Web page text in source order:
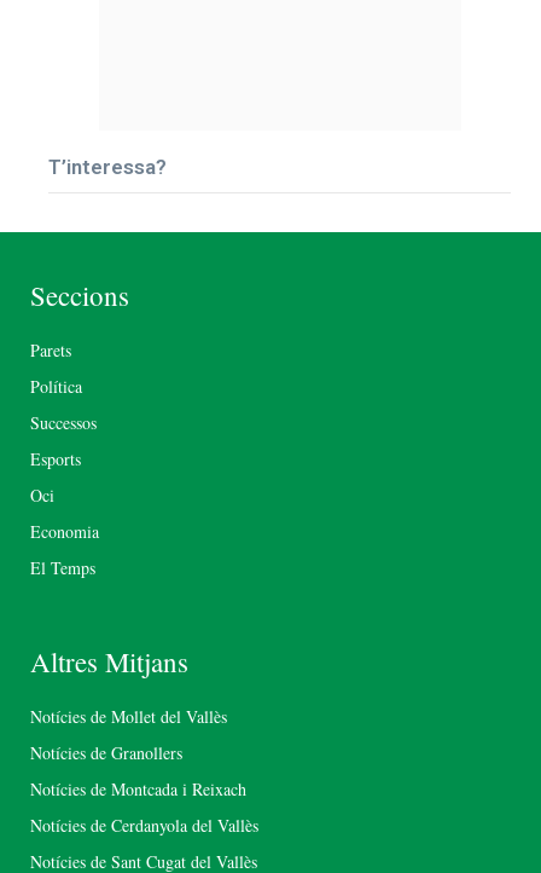
T’interessa?
Seccions
Parets
Política
Successos
Esports
Oci
Economia
El Temps
Altres Mitjans
Notícies de Mollet del Vallès
Notícies de Granollers
Notícies de Montcada i Reixach
Notícies de Cerdanyola del Vallès
Notícies de Sant Cugat del Vallès